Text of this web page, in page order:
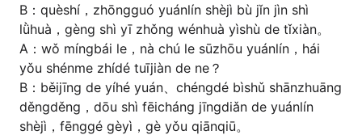
B：quèshí，zhōngguó yuánlín shèjì bù jǐn jìn shì
lǜhuà，gèng shì yī zhǒng wénhuà yìshù de tǐxiàn。
A：wǒ míngbái le，nà chú le sūzhōu yuánlín，hái
yǒu shénme zhídé tuījiàn de ne？
B：běijīng de yíhé yuán、chéngdé bìshǔ shānzhuāng
děngděng，dōu shì fēicháng jīngdiǎn de yuánlín
shèjì，fēnggé gèyì，gè yǒu qiānqiū。